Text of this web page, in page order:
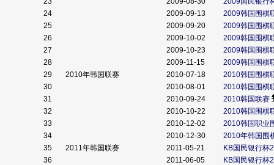
24
2009-09-13
2009韩国围棋
25
2009-09-20
2009韩国围棋
26
2009-10-02
2009韩国围棋
27
2009-10-23
2009韩国围棋
28
2009-11-15
2009韩国围棋
29
2010年韩国联赛 2010-07-18
2010韩国围棋
30
2010-08-01
2010韩国围棋
31
2010-09-24
2010韩国联赛
32
2010-10-22
2010韩国围棋
33
2010-12-02
2010韩国职业
34
2010-12-30
2010年韩国围
35
2011年韩国联赛 2011-05-21
KB国民银行杯
36
2011-06-05
KB国民银行杯